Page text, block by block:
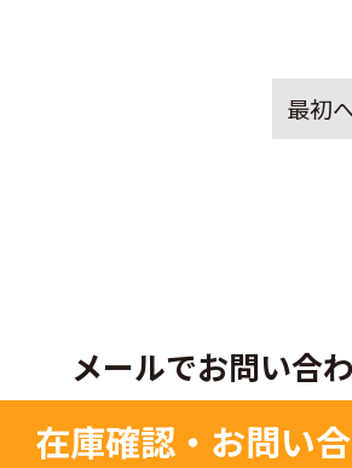
最初
メールでお問い合
在庫確認・お問い